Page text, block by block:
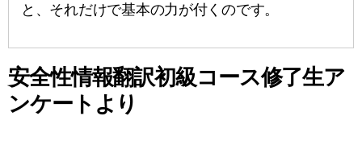
と、それだけで基本の力が付くのです。
安全性情報翻訳初級コース修了生ア
ンケートより